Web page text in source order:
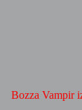
Bozza Vampir